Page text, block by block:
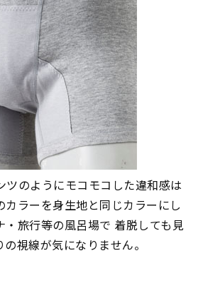
のようにモコモコした違和感は
ラーを身生地と同じカラーにし
・旅行等の風呂場で 着脱しても見
視線が気になりません。